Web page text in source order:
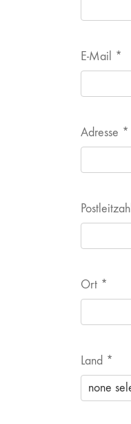
E-Mail *
Adresse *
Postleitzahl
Ort *
Land *